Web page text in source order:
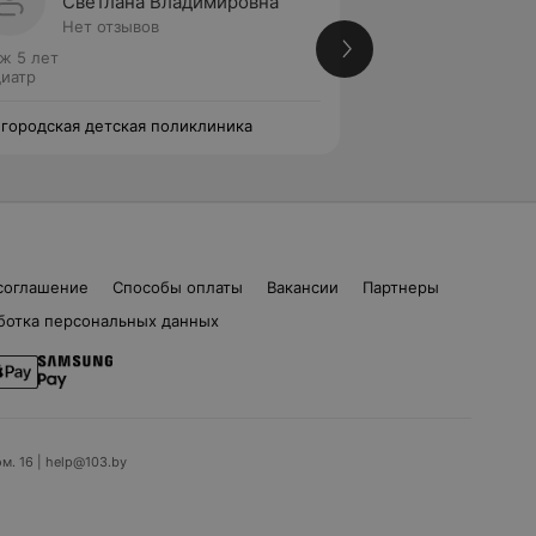
Нет отзывов
5 лет
детская поликлиника
Способы оплаты Вакансии
Партнеры
персональных данных
16 | help@103.by